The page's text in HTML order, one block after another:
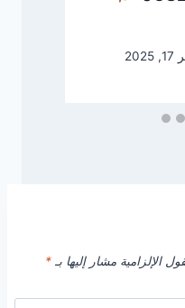
الإلزامية مشار إليها بـ *